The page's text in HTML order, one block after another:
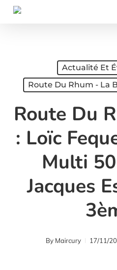
Skip
Actualité Et
Route Du Rhum - La
Route Du
: Loïc
Multi
Jacques
By Maircury 17/11/